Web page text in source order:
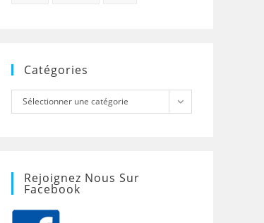
Catégories
Catégories
Sélectionner une catégorie
Rejoignez Nous Sur
Facebook